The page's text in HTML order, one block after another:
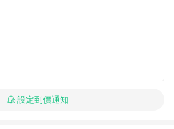
設定到價通知